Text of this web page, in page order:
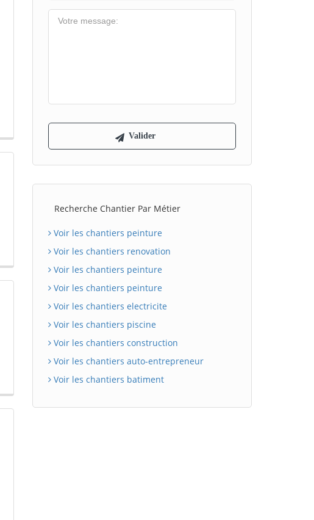
Recherche Chantier Par Métier
Voir les chantiers peinture
Voir les chantiers renovation
Voir les chantiers peinture
Voir les chantiers peinture
Voir les chantiers electricite
Voir les chantiers piscine
Voir les chantiers construction
Voir les chantiers auto-entrepreneur
Voir les chantiers batiment